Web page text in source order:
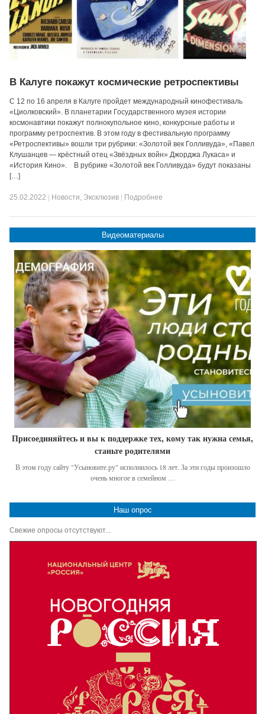
В Калуге покажут космические ретроспективы
С 12 по 16 апреля в Калуге пройдет международный кинофестиваль
«Циолковский». В планетарии Государственного музея истории
космонавтики покажут полнокупольное кино, конкурсные работы и
программу ретроспектив. В этом году в фестивальную программу
«Ретроспективы» вошли три рубрики: «Золотой век Голливуда», «Павел
Клушанцев — крёстный отец «Звёздных войн» Джорджа Лукаса» и
«История Кино». В рубрике «Золотой век Голливуда» будут показаны
[…]
25.02.2022 Новости, Эксклюзив Подробнее
Видеоматериалы
Присоединяйтесь и вы к поддержке тех, кому так нужна семья,
станьте родителями
В этом году сайту "Усыновите.ру" исполнилось 18 лет. За эти годы произошло
очень многое в семейном …
Наш опрос
Свежие опросы отсутствуют...